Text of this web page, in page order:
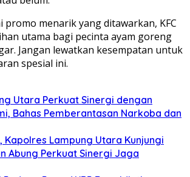
promo menarik yang ditawarkan, KFC
utama bagi pecinta ayam goreng
Jangan lewatkan kesempatan untuk
spesial ini.
Utara Perkuat Sinergi dengan
Bahas Pemberantasan Narkoba dan
Kapolres Lampung Utara Kunjungi
Abung Perkuat Sinergi Jaga